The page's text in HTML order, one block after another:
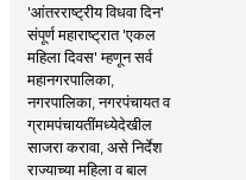
'आंतरराष्ट्रीय विधवा दिन'
संपूर्ण महाराष्ट्रात 'एकल
महिला दिवस' म्हणून सर्व
महानगरपालिका,
नगरपालिका, नगरपंचायत व
ग्रामपंचायतींमध्येदेखील
साजरा करावा, असे निर्देश
राज्याच्या महिला व बाल